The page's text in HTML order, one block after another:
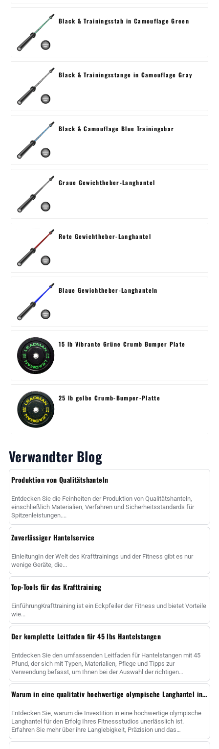
Black & Trainingsstab in Camouflage Green
Black & Trainingsstange in Camouflage Gray
Black & Camouflage Blue Trainingsbar
Graue Gewichtheber-Langhantel
Rote Gewichtheber-Langhantel
Blaue Gewichtheber-Langhanteln
15 lb Vibrante Grüne Crumb Bumper Plate
25 lb gelbe Crumb-Bumper-Platte
Verwandter Blog
Produktion von Qualitätshanteln
Entdecken Sie die Feinheiten der Produktion von Qualitätshanteln,
einschließlich Materialien, Verfahren und Sicherheitsstandards für
Spitzenleistungen....
Zuverlässiger Hantelservice
EinleitungIn der Welt des Krafttrainings und der Fitness gibt es nur
wenige Geräte, die...
Top-Tools für das Krafttraining
EinführungKrafttraining ist ein Eckpfeiler der Fitness und bietet Vorteile
wie...
Der komplette Leitfaden für 45 lbs Hantelstangen
Entdecken Sie den umfassenden Leitfaden für Hantelstangen mit 45
Pfund, der sich mit Typen, Materialien, Pflege und Tipps zur
Verwendung befasst, um Ihnen bei der Auswahl der richtigen
Hantelstange zur Maximierung......
Warum in eine qualitativ hochwertige olympische Langhantel investieren?
Entdecken Sie, warum die Investition in eine hochwertige olympische
Langhantel für den Erfolg Ihres Fitnessstudios unerlässlich ist.
Erfahren Sie mehr über ihre Langlebigkeit, Präzision und das
strategische Geschäft ......